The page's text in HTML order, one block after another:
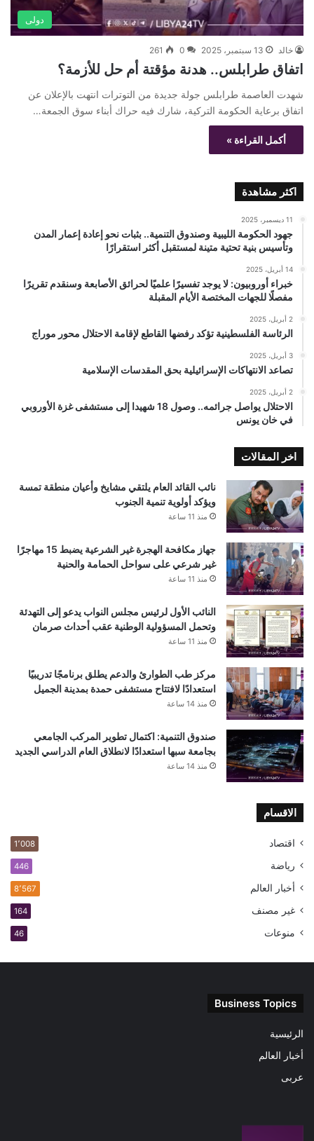
دولى
خالد 13 سبتمبر، 2025 0
261
اتفاق طرابلس.. هدنة مؤقتة أم حل للأزمة؟
شهدت العاصمة طرابلس جولة جديدة من التوترات انتهت بالإعلان عن
اتفاق برعاية الحكومة التركية، شارك فيه حراك أبناء سوق الجمعة…
أكمل القراءة »
اكثر مشاهدة
11 ديسمبر، 2025
جهود الحكومة الليبية وصندوق التنمية.. بثبات نحو إعادة إعمار المدن
وتأسيس بنية تحتية متينة لمستقبل أكثر استقرارًا
14 أبريل، 2025
خبراء أوروبيون: لا يوجد تفسيرًا علميًا لحرائق الأصابعة وسنقدم تقريرًا
مفصلًا للجهات المختصة الأيام المقبلة
2 أبريل، 2025
الرئاسة الفلسطينية تؤكد رفضها القاطع لإقامة الاحتلال محور موراج
3 أبريل، 2025
تصاعد الانتهاكات الإسرائيلية بحق المقدسات الإسلامية
2 أبريل، 2025
الاحتلال يواصل جرائمه.. وصول 18 شهيدا إلى مستشفى غزة الأوروبي
في خان يونس
اخر المقالات
نائب القائد العام يلتقي مشايخ وأعيان منطقة تمسة
ويؤكد أولوية تنمية الجنوب
منذ 11 ساعة
جهاز مكافحة الهجرة غير الشرعية يضبط 15 مهاجرًا
غير شرعي على سواحل الحمامة والحنية
منذ 11 ساعة
النائب الأول لرئيس مجلس النواب يدعو إلى التهدئة
وتحمل المسؤولية الوطنية عقب أحداث صرمان
منذ 11 ساعة
مركز طب الطوارئ والدعم يطلق برنامجًا تدريبيًا
استعدادًا لافتتاح مستشفى حمدة بمدينة الجميل
منذ 14 ساعة
صندوق التنمية: اكتمال تطوير المركب الجامعي
بجامعة سبها استعدادًا لانطلاق العام الدراسي الجديد
منذ 14 ساعة
الاقسام
اقتصاد 1٬008
رياضة 446
أخبار العالم 8٬567
غير مصنف 164
منوعات 46
Business Topics
الرئيسية
أخبار العالم
عربى